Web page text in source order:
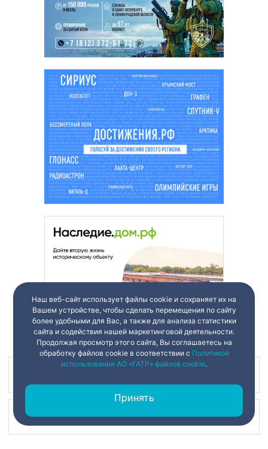
Наш канал в
Наш веб-сайт использует файлы cookie и сохраняет их на
Вашем устройстве, чтобы сделать перемещения по сайту
более удобными для Вас, а также для анализа статистики
сайта и содействия нашей маркетинговой деятельности.
Продолжая просмотр этого сайта, Вы соглашаетесь на
обработку файлов cookie в соответствии с Политикой
использования АО «ГАТР» файлов cookie.
Принять